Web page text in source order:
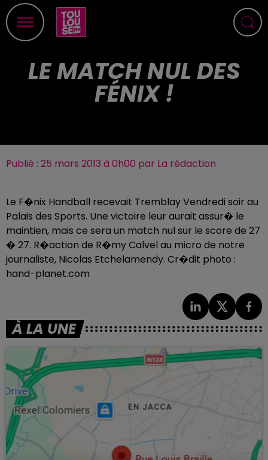
LE MATCH NUL DES
FÉNIX !
Publié : 25 mars 2013 à 0h00 par La rédaction
Le F�nix Handball recevait Tremblay Vendredi soir au
Palais des Sports. Une victoire leur aurait assur� le
maintien, mais ce sera un match nul sur le score de 27
� 27. R�action de R�my Calvel au micro de notre
journaliste, Nicolas Etchelamendy. Cr�dit photo :
hand-planet.com
À LA UNE